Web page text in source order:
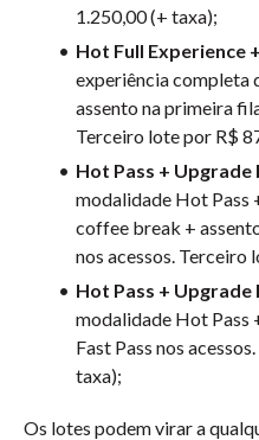
1.250,00 (+ taxa);
Hot Full Experience
experiência completa
assento na primeira
Terceiro lote por R$
Hot Pass + Upgrade
modalidade Hot Pass
coffee break +
nos acessos. Terceiro
Hot Pass + Upgrade
modalidade Hot Pass
Fast Pass nos
taxa);
Os lotes podem virar a